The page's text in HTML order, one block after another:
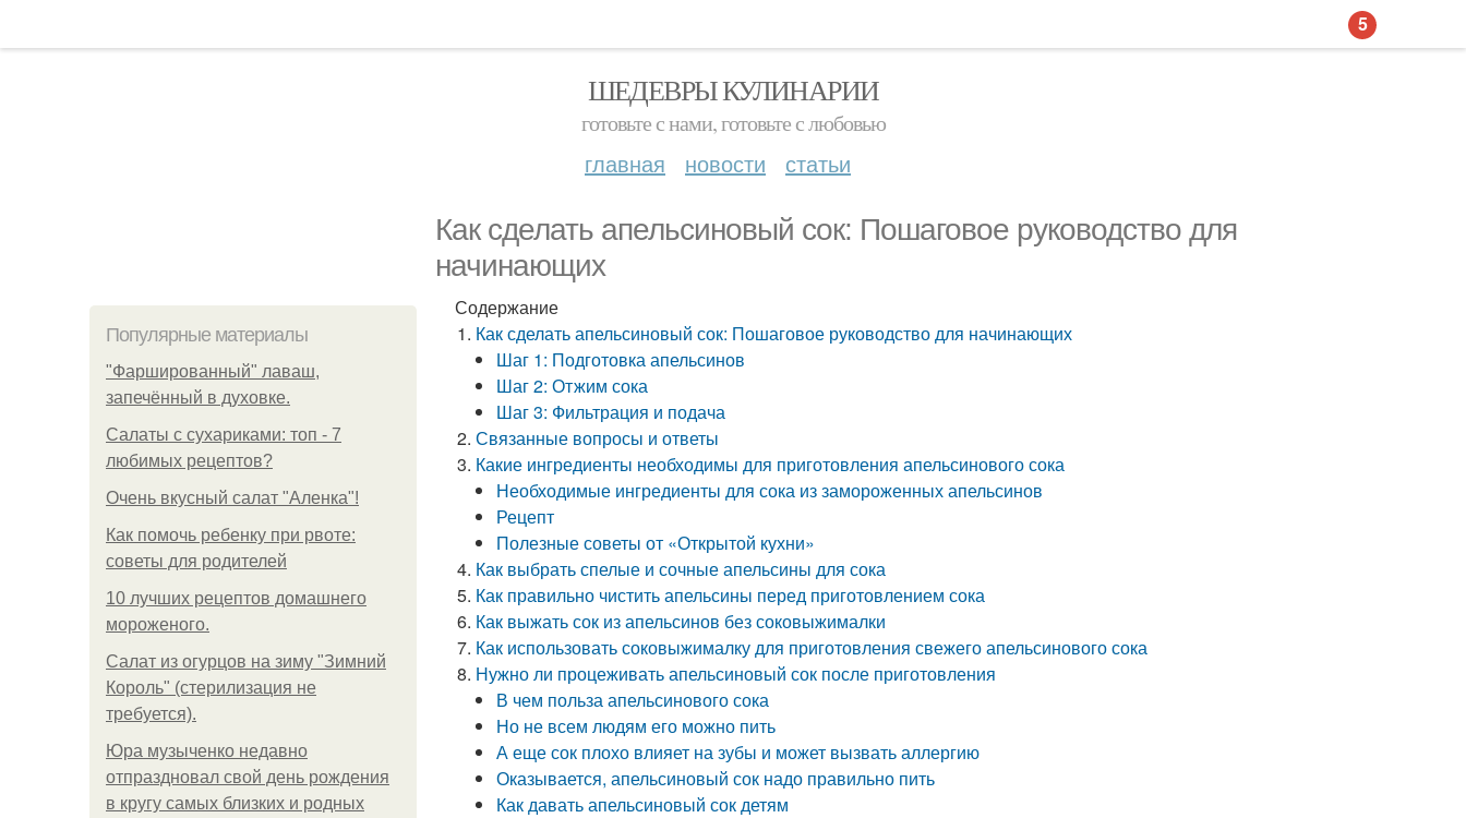
ШЕДЕВРЫ КУЛИНАРИИ
готовьте с нами, готовьте с любовью
главная новости статьи
Как сделать апельсиновый сок: Пошаговое руководство для
начинающих
Популярные материалы
"Фаршированный" лаваш,
запечённый в духовке.
Салаты с сухариками: топ - 7
любимых рецептов?
Очень вкусный салат "Аленка"!
Как помочь ребенку при рвоте:
советы для родителей
10 лучших рецептов домашнего
мороженого.
Салат из огурцов на зиму "Зимний
Король" (стерилизация не
требуется).
Юра музыченко недавно
отпраздновал свой день рождения
в кругу самых близких и родных
Содержание
Как сделать апельсиновый сок: Пошаговое руководство для начинающих
Шаг 1: Подготовка апельсинов
Шаг 2: Отжим сока
Шаг 3: Фильтрация и подача
Связанные вопросы и ответы
Какие ингредиенты необходимы для приготовления апельсинового сока
Необходимые ингредиенты для сока из замороженных апельсинов
Рецепт
Полезные советы от «Открытой кухни»
Как выбрать спелые и сочные апельсины для сока
Как правильно чистить апельсины перед приготовлением сока
Как выжать сок из апельсинов без соковыжималки
Как использовать соковыжималку для приготовления свежего апельсинового сока
Нужно ли процеживать апельсиновый сок после приготовления
В чем польза апельсинового сока
Но не всем людям его можно пить
А еще сок плохо влияет на зубы и может вызвать аллергию
Оказывается, апельсиновый сок надо правильно пить
Как давать апельсиновый сок детям
5